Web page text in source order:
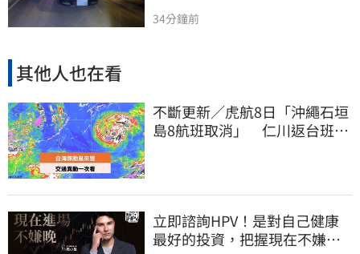
34分鐘前
其他人也在看
不斷更新／虎航8日「沖繩石垣
島8航班取消」 仁川返台班機
立即諮詢HPV！是對自己健康
最好的投資，把握現在不嫌